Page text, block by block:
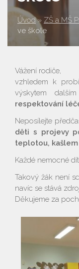
Úvod » ZŠ a MŠ
ve škole
Vážení rodiče,
vzhledem k
výskytem
respektování
Neposílejte
děti s projevy
teplotou, kašlem
Každé nemocné
Takový žák není
navíc se stává
Děkujeme za